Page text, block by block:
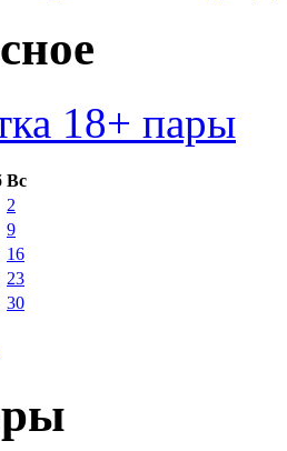
18+ пары
Вс
2
9
16
23
30